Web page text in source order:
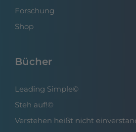
Forschung
Shop
Bücher
Leading Simple©
Steh auf!©
Verstehen heißt nicht